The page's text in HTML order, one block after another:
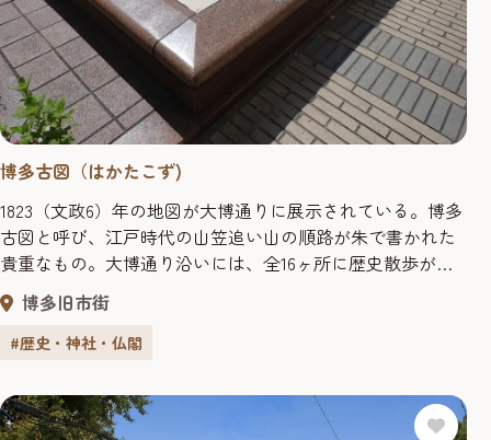
博多古図（はかたこず)
1823（文政6）年の地図が大博通りに展示されている。博多
古図と呼び、江戸時代の山笠追い山の順路が朱で書かれた
貴重なもの。大博通り沿いには、全16ヶ所に歴史散歩がで
きる展示が続く。 地図の中には、周辺で出土した貿易船の
碇石レプリカや古寺秘蔵の絵なども鮮明に描かれていて、
当時の博多の様子や、博多の町並みの移り変わりをうかが
博多旧市街
#歴史・神社・仏閣